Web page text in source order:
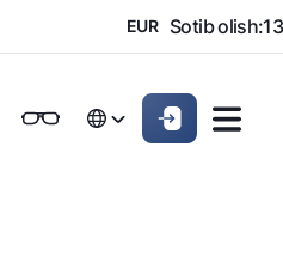
EUR Sotib olish:13